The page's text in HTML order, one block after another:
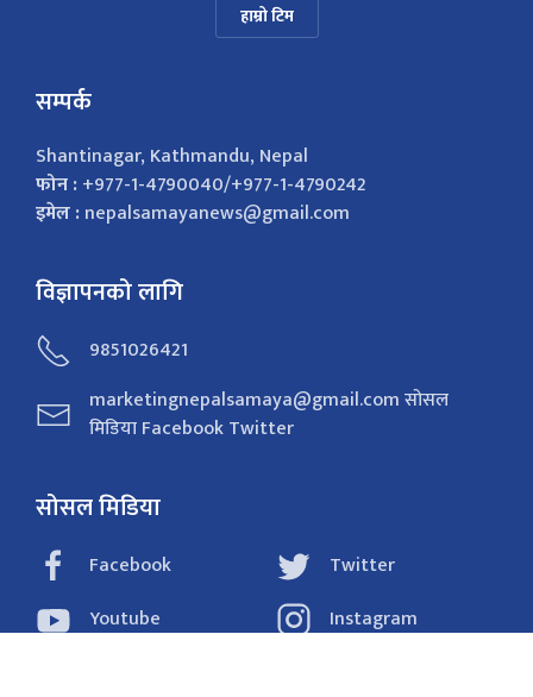
हाम्रो टिम
सम्पर्क
Shantinagar, Kathmandu, Nepal
फोन :+977-1-4790040/+977-1-4790242
इमेल :nepalsamayanews@gmail.com
विज्ञापनको लागि
9851026421
marketingnepalsamaya@gmail.com सोसल
मिडिया Facebook Twitter
सोसल मिडिया
Facebook
Twitter
Youtube
Instagram